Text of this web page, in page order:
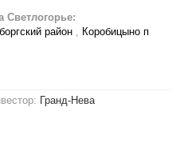
Светлогорье:
район , Коробицыно п
Гранд-Нева